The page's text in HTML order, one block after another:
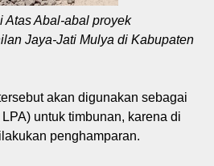
Abal-abal proyek
Jaya-Jati Mulya di Kabupaten
akan digunakan sebagai
untuk timbunan, karena di
penghamparan.